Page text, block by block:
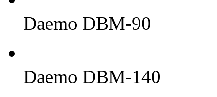
Daemo DBM-90
Daemo DBM-140